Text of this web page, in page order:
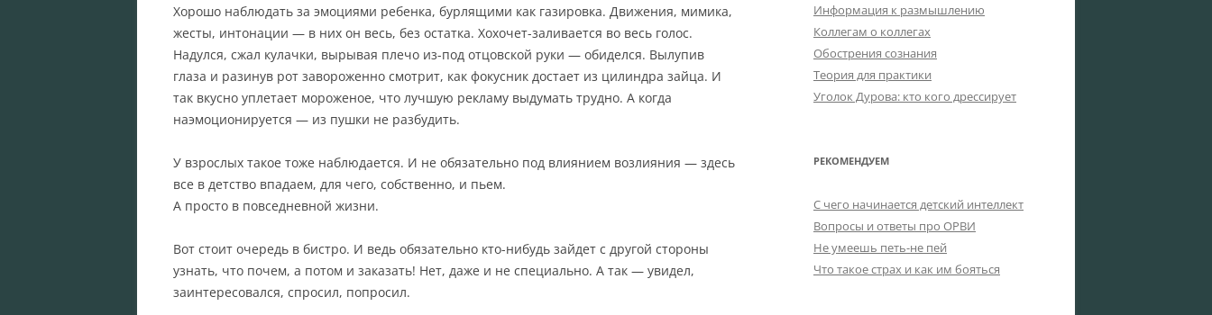
Хорошо наблюдать за эмоциями ребенка, бурлящими как газировка. Движения, мимика,
жесты, интонации — в них он весь, без остатка. Хохочет-заливается во весь голос.
Надулся, сжал кулачки, вырывая плечо из-под отцовской руки — обиделся. Вылупив
глаза и разинув рот завороженно смотрит, как фокусник достает из цилиндра зайца. И
так вкусно уплетает мороженое, что лучшую рекламу выдумать трудно. А когда
наэмоционируется — из пушки не разбудить.
У взрослых такое тоже наблюдается. И не обязательно под влиянием возлияния — здесь
все в детство впадаем, для чего, собственно, и пьем.
А просто в повседневной жизни.
Вот стоит очередь в бистро. И ведь обязательно кто-нибудь зайдет с другой стороны
узнать, что почем, а потом и заказать! Нет, даже и не специально. А так — увидел,
заинтересовался, спросил, попросил.
Информация к размышлению
Коллегам о коллегах
Обострения сознания
Теория для практики
Уголок Дурова: кто кого дрессирует
РЕКОМЕНДУЕМ
C чего начинается детский интеллект
Вопросы и ответы про ОРВИ
Не умеешь петь-не пей
Что такое страх и как им бояться